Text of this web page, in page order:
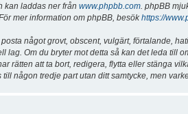
kan laddas ner från www.phpbb.com . phpBB
mer information om phpBB, besökhttps://
något grovt, obscent, vulgärt, förtalande,
lag. Om du bryter mot detta så kan det leda till
rätten att ta bort, redigera, flytta eller stänga
någon tredje part utan ditt samtycke, men